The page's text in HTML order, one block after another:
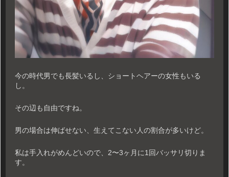
今の時代男でも長髪いるし、ショートヘアーの女性もいる
し。
その辺も自由ですね。
男の場合は伸ばせない、生えてこない人の割合が多いけど。
私は手入れがめんどいので、2〜3ヶ月に1回バッサリ切りま
す。